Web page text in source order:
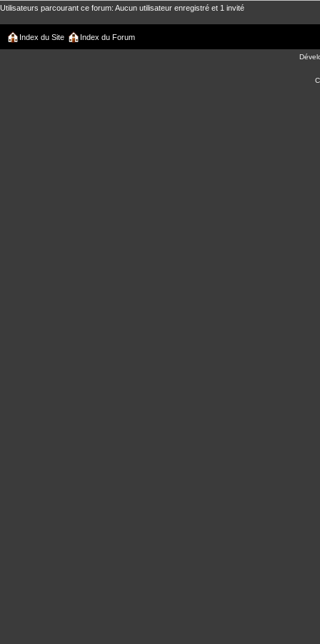
Utilisateurs parcourant ce forum: Aucun utilisateur enregistré et 1 invité
Index du Site Index du Forum